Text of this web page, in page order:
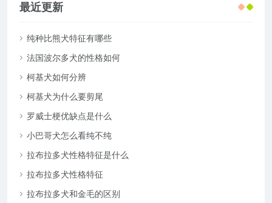
最近更新
纯种比熊犬特征有哪些
法国波尔多犬的性格如何
柯基犬如何分辨
柯基犬为什么要剪尾
罗威士梗优缺点是什么
小巴哥犬怎么看纯不纯
拉布拉多犬性格特征是什么
拉布拉多犬性格特征
拉布拉多犬和金毛的区别